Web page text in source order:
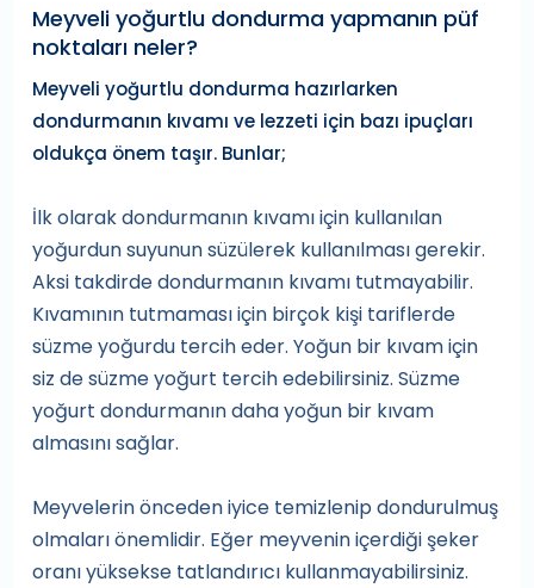
Meyveli yoğurtlu dondurma yapmanın püf
noktaları neler?
Meyveli yoğurtlu dondurma hazırlarken
dondurmanın kıvamı ve lezzeti için bazı ipuçları
oldukça önem taşır. Bunlar;
İlk olarak dondurmanın kıvamı için kullanılan
yoğurdun suyunun süzülerek kullanılması gerekir.
Aksi takdirde dondurmanın kıvamı tutmayabilir.
Kıvamının tutmaması için birçok kişi tariflerde
süzme yoğurdu tercih eder. Yoğun bir kıvam için
siz de süzme yoğurt tercih edebilirsiniz. Süzme
yoğurt dondurmanın daha yoğun bir kıvam
almasını sağlar.
Meyvelerin önceden iyice temizlenip dondurulmuş
olmaları önemlidir. Eğer meyvenin içerdiği şeker
oranı yüksekse tatlandırıcı kullanmayabilirsiniz.